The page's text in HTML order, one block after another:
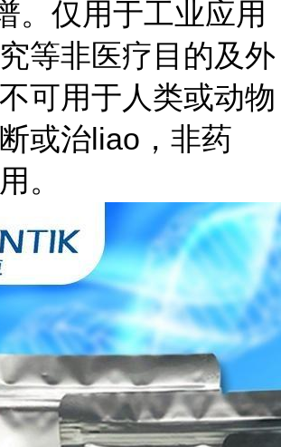
。仅用于工业应用
等非医疗目的及外
可用于人类或动物
或治liao，非药
。